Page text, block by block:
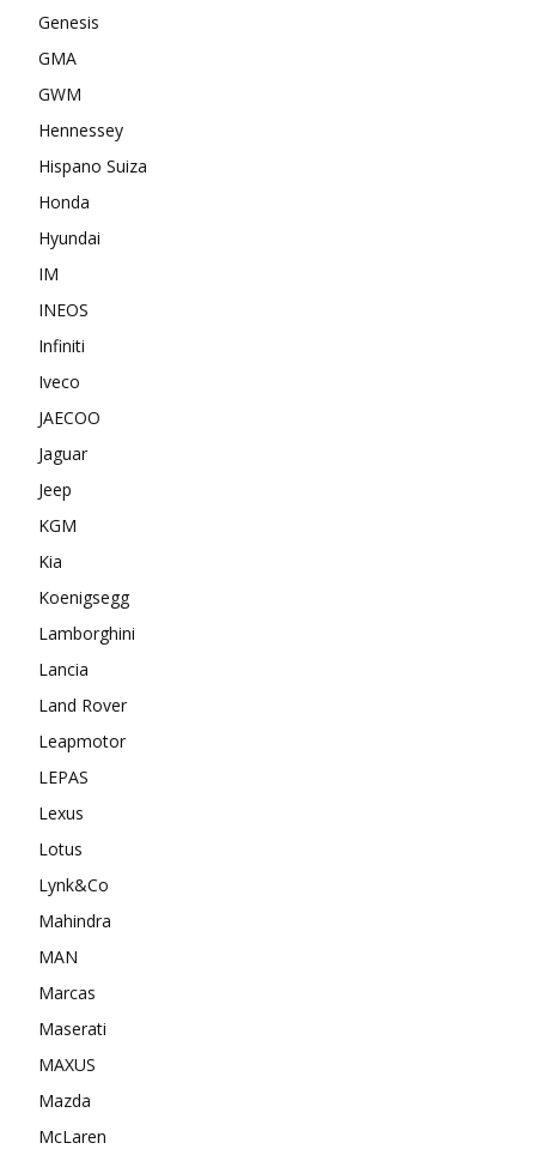
Genesis
GMA
GWM
Hennessey
Hispano Suiza
Honda
Hyundai
IM
INEOS
Infiniti
Iveco
JAECOO
Jaguar
Jeep
KGM
Kia
Koenigsegg
Lamborghini
Lancia
Land Rover
Leapmotor
LEPAS
Lexus
Lotus
Lynk&Co
Mahindra
MAN
Marcas
Maserati
MAXUS
Mazda
McLaren